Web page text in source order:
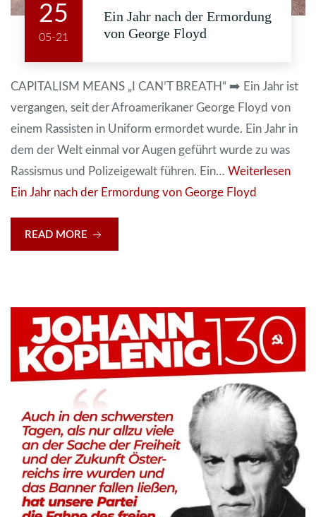
25
05-21
Ein Jahr nach der Ermordung
von George Floyd
CAPITALISM MEANS „I CAN’T BREATH“ ➡️ Ein Jahr ist
vergangen, seit der Afroamerikaner George Floyd von
einem Rassisten in Uniform ermordet wurde. Ein Jahr in
dem der Welt einmal vor Augen geführt wurde zu was
Rassismus und Polizeigewalt führen. Ein… Weiterlesen
Ein Jahr nach der Ermordung von George Floyd
READ MORE